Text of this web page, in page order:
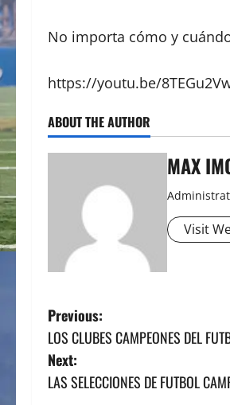
No importa cómo y
https://youtu.be/
ABOUT THE AUTHOR
MAX
Visit
P
o
s
Previous:
LOS CLUBES CAMPEONES DEL
Next:
LAS SELECCIONES DE FUTBOL